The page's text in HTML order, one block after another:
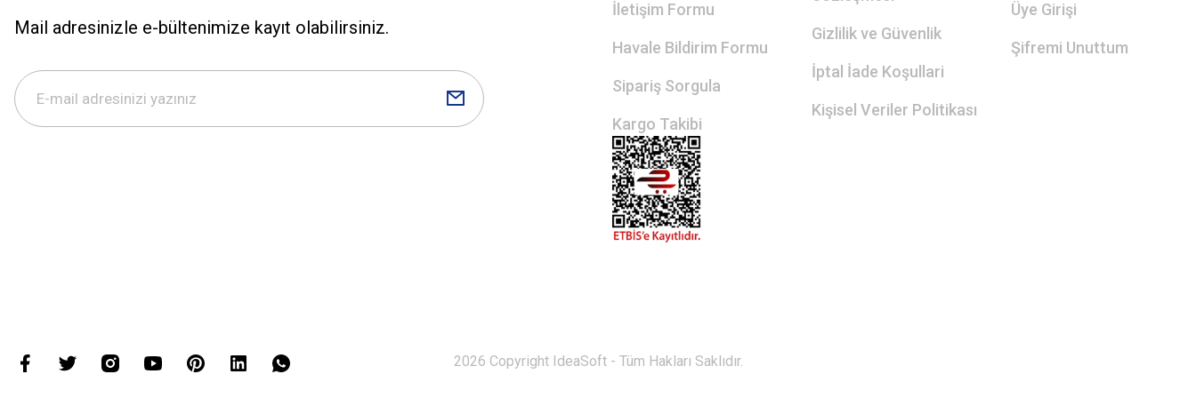
Mail adresinizle e-bültenimize kayıt olabilirsiniz.
İletişim Formu
Havale Bildirim Formu
Sipariş Sorgula
Kargo Takibi
Gizlilik ve Güvenlik
İptal İade Koşullari
Kişisel Veriler Politikası
Üye Girişi
Şifremi Unuttum
2026 Copyright IdeaSoft - Tüm Hakları Saklıdır.